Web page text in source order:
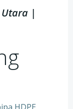
Utara |